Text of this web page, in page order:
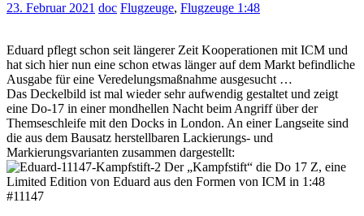
23. Februar 2021 doc Flugzeuge, Flugzeuge 1:48
Eduard pflegt schon seit längerer Zeit Kooperationen mit ICM und
hat sich hier nun eine schon etwas länger auf dem Markt befindliche
Ausgabe für eine Veredelungsmaßnahme ausgesucht …
Das Deckelbild ist mal wieder sehr aufwendig gestaltet und zeigt
eine Do-17 in einer mondhellen Nacht beim Angriff über der
Themseschleife mit den Docks in London. An einer Langseite sind
die aus dem Bausatz herstellbaren Lackierungs- und
Markierungsvarianten zusammen dargestellt: